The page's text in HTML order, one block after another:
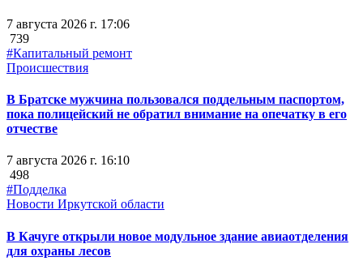
7 августа 2026 г. 17:06
739
#Капитальный ремонт
Происшествия
В Братске мужчина пользовался поддельным паспортом,
пока полицейский не обратил внимание на опечатку в его
отчестве
7 августа 2026 г. 16:10
498
#Подделка
Новости Иркутской области
В Качуге открыли новое модульное здание авиаотделения
для охраны лесов